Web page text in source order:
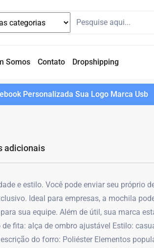
Somos Contato Dropshipping
Personalizada Sua Logo Marca Usb
adicionais
e estilo. Você pode enviar seu próprio
Ideal para empresas, a mochila
sua equipe. Além de útil, sua marca
fita: alça de ombro ajustável Estilo:
do forro: Poliéster Elementos